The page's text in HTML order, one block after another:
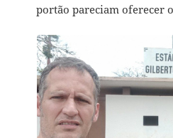
portão pareciam oferecer